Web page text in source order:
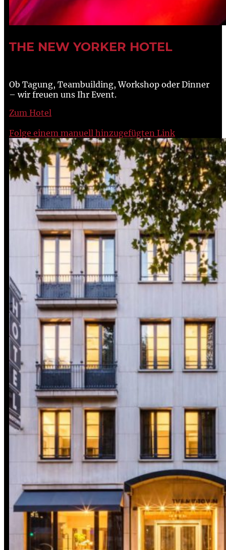
THE NEW YORKER HOTEL
Ob Tagung, Teambuilding, Workshop oder Dinner
– wir freuen uns Ihr Event.
Zum Hotel
Folge einem manuell hinzugefügten Link